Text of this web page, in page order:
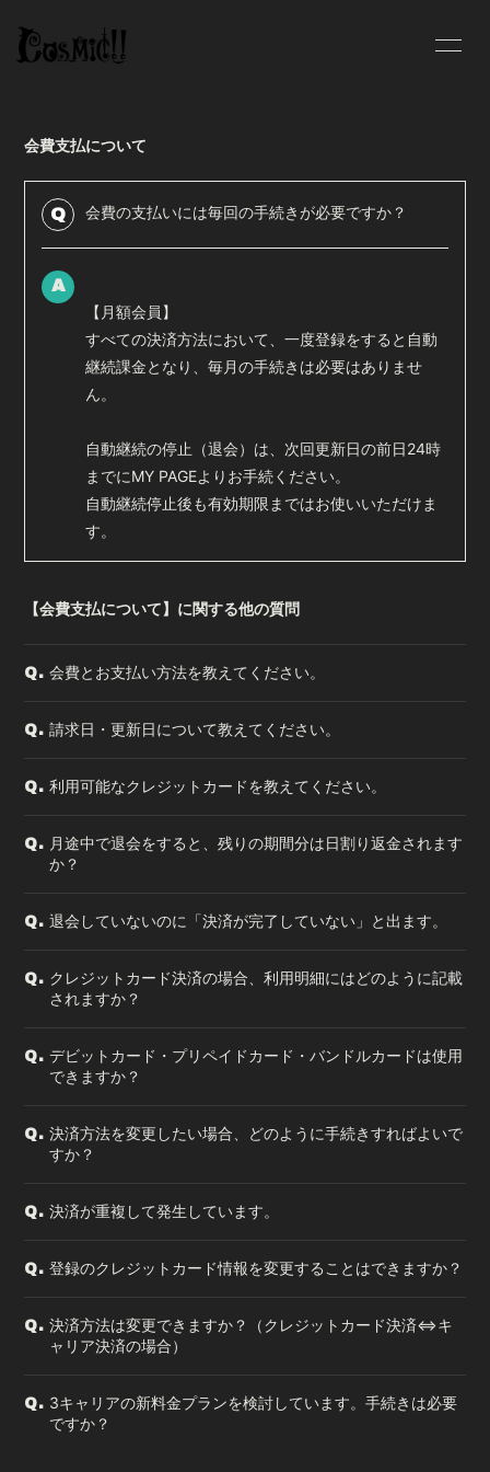
N
会費支払について
Q 会費の支払いには毎回の手続きが必要ですか？
A
【月額会員】
すべての決済方法において、一度登録をすると自動
継続課金となり、毎月の手続きは必要はありませ
ん。
自動継続の停止（退会）は、次回更新日の前日24時
までにMY PAGEよりお手続ください。
自動継続停止後も有効期限まではお使いいただけま
す。
【会費支払について】に関する他の質問
Q. 会費とお支払い方法を教えてください。
Q. 請求日・更新日について教えてください。
Q. 利用可能なクレジットカードを教えてください。
Q. 月途中で退会をすると、残りの期間分は日割り返金されます
か？
Q. 退会していないのに「決済が完了していない」と出ます。
Q. クレジットカード決済の場合、利用明細にはどのように記載
されますか？
Q. デビットカード・プリペイドカード・バンドルカードは使用
できますか？
Q. 決済方法を変更したい場合、どのように手続きすればよいで
すか？
Q. 決済が重複して発生しています。
Q. 登録のクレジットカード情報を変更することはできますか？
Q. 決済方法は変更できますか？（クレジットカード決済⇔キ
ャリア決済の場合）
Q. 3キャリアの新料金プランを検討しています。手続きは必要
ですか？